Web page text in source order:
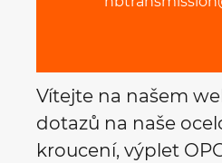
Vítejte na našem
dotazů na naše
kroucení, výplet